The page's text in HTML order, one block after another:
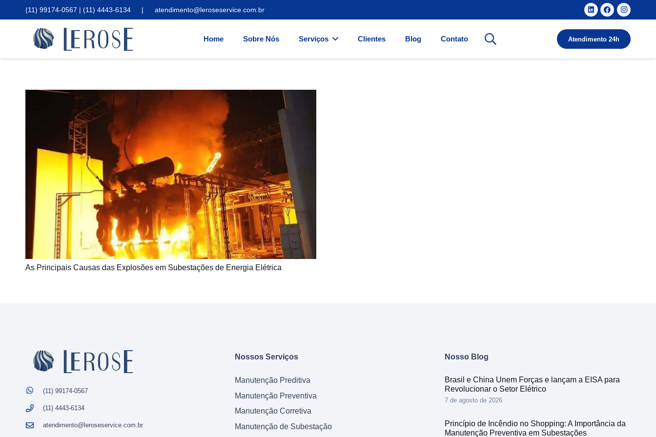
(11) 99174-0567 | (11) 4443-6134 | atendimento@leroseservice.com.br
Home Sobre Nós Serviços Clientes Blog Contato Atendimento 24h
As Principais Causas das Explosões em Subestações de Energia Elétrica
(11) 99174-0567
(11) 4443-6134
atendimento@leroseservice.com.br
Nossos Serviços
Manutenção Preditiva
Manutenção Preventiva
Manutenção Corretiva
Manutenção de Subestação
Nosso Blog
Brasil e China Unem Forças e lançam a EISA para
Revolucionar o Setor Elétrico
7 de agosto de 2026
Princípio de Incêndio no Shopping: A Importância da
Manutenção Preventiva em Subestações